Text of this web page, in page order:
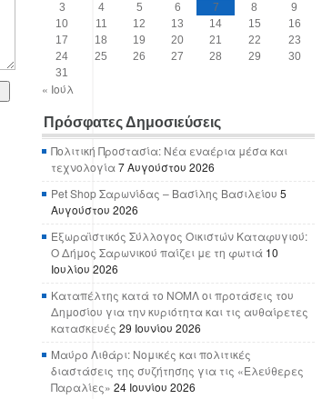
3
4 5 6 7 8
9
10
11 12 13 14 15
16
17
18 19 20 21 22
23
24
25 26 27 28 29
30
31
« Ιούλ
Πρόσφατες Δημοσιεύσεις
Πολιτική Προστασία: Νέα εναέρια μέσα και
τεχνολογία7 Αυγούστου 2026
Pet Shop Σαρωνίδας – Βασίλης Βασιλείου 5
Αυγούστου 2026
Εξωραϊστικός Σύλλογος Οικιστών Καταφυγιού:
Ο Δήμος Σαρωνικού παίζει με τη φωτιά 10
Ιουλίου 2026
Καταπέλτης κατά το ΝΟΜΛ οι προτάσεις του
Δημοσίου για την κυριότητα και τις αυθαίρετες
κατασκευές 29 Ιουνίου 2026
Μαύρο Λιθάρι: Νομικές και πολιτικές
διαστάσεις της συζήτησης για τις «Ελεύθερες
Παραλίες» 24 Ιουνίου 2026